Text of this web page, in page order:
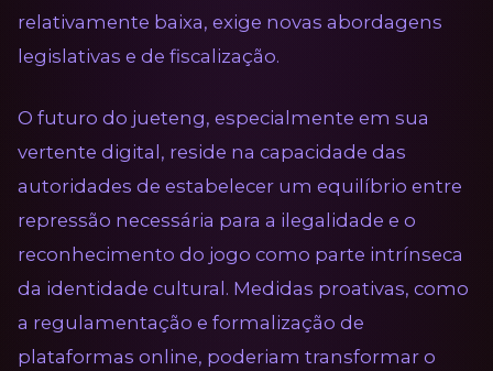
relativamente baixa, exige novas abordagens
legislativas e de fiscalização.
O futuro do jueteng, especialmente em sua
vertente digital, reside na capacidade das
autoridades de estabelecer um equilíbrio entre
repressão necessária para a ilegalidade e o
reconhecimento do jogo como parte intrínseca
da identidade cultural. Medidas proativas, como
a regulamentação e formalização de
plataformas online, poderiam transformar o